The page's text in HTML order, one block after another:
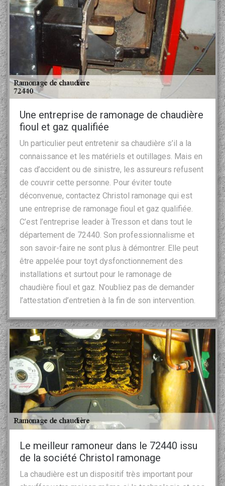
Une entreprise de ramonage de chaudière
fioul et gaz qualifiée
Un particulier peut entretenir sa chaudière s’il a la
connaissance et les matériels et outillages. Mais en
cas d’accident ou de sinistre, les assureurs refusent
de couvrir cette personne. Pour éviter toute
déconvenue, contactez Christol ramonage qui est
une entreprise de ramonage fioul et gaz qualifiée.
C’est l’entreprise leader à Tresson et dans tout le
département de 72440. Son professionnalisme et
son savoir-faire ne sont plus à démontrer. Elle peut
être appelée pour toyt dysfonctionnement des
installations et surtout pour le ramonage de
chaudière fioul et gaz. N’oubliez pas de demander
l’attestation d’entretien à la fin de son intervention.
Le meilleur ramoneur dans le 72440 issu
de la société Christol ramonage
La chaudière est un dispositif très important pour